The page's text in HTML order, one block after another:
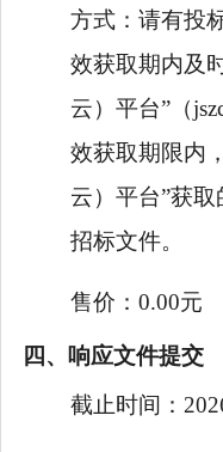
方式： 请有投
效获取期内及
云）平台”（
效获取期限内
云）平台”获
招标文件。
售价： 0.00元
四、响应文件提交
截止时间：